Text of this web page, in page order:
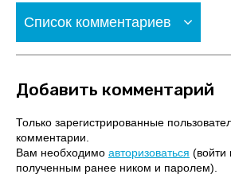
Список комментариев
Добавить комментарий
Только зарегистрированные
комментарии.
Вам необходимо авторизоваться (войти
полученным ранее ником и паролем).